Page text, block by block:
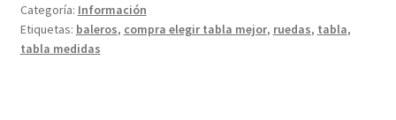
partes
Categoría: Información
Etiquetas: baleros, compra elegir tabla mejor, ruedas, tabla,
tabla medidas